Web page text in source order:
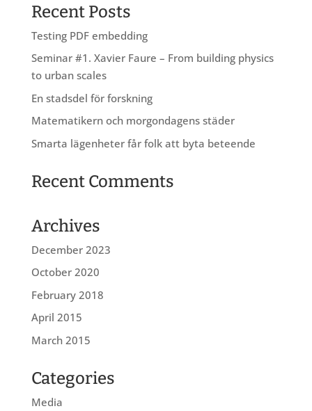
Recent Posts
Testing PDF embedding
Seminar #1. Xavier Faure – From building physics
to urban scales
En stadsdel för forskning
Matematikern och morgondagens städer
Smarta lägenheter får folk att byta beteende
Recent Comments
Archives
December 2023
October 2020
February 2018
April 2015
March 2015
Categories
Media